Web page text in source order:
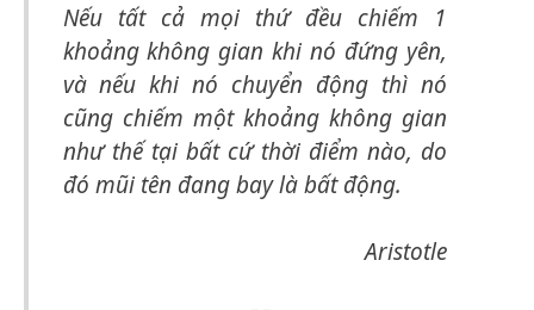
Nếu tất cả mọi thứ đều chiếm 1
khoảngkhông gian khi nó đứng yên,
và nếu khi nó chuyển động thì nó
cũng chiếm một khoảng không gian
như thế tại bất cứ thời điểm nào, do
đó mũi tên đang bay là bất động.
Aristotle